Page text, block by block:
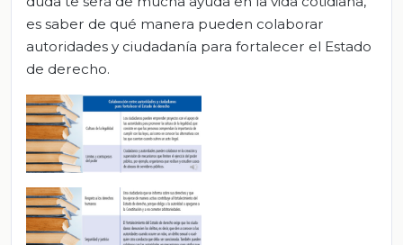
es saber de qué manera pueden colaborar
autoridades y ciudadanía para fortalecer el Estado
de derecho.